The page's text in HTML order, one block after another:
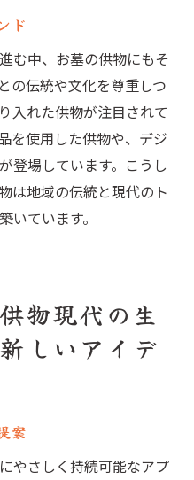
ド
む中、お墓の供物にもそ
の伝統や文化を尊重しつ
入れた供物が注目されて
を使用した供物や、デジ
登場しています。こうし
は地域の伝統と現代のト
いています。
物現代の生
しいアイデ
案
やさしく持続可能なアプ